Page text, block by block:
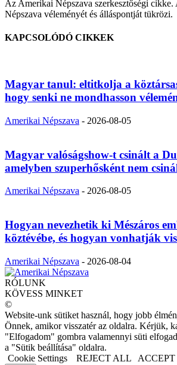
Az Amerikai Népszava szerkesztőségi
Népszava véleményét és álláspontját tükrözi.
KAPCSOLÓDÓ CIKKEK
Magyar tanul: eltitkolja a
hogy senki ne mondhasson
Amerikai Népszava - 2026-08-05
Magyar valóságshow-t csinált a
amelyben szuperhősként nem
Amerikai Népszava - 2026-08-05
Hogyan nevezhetik ki Mészáros
köztévébe, és hogyan vonhatják
Amerikai Népszava - 2026-08-04
RÓLUNK
KÖVESS MINKET
©
Website-unk sütiket használ, hogy jobb
Önnek, amikor visszatér az oldalra. Kérjük,
"Elfogadom" gombra valamennyi süti
a "Sütik beállítása" oldalra.
Cookie Settings
REJECT ALL